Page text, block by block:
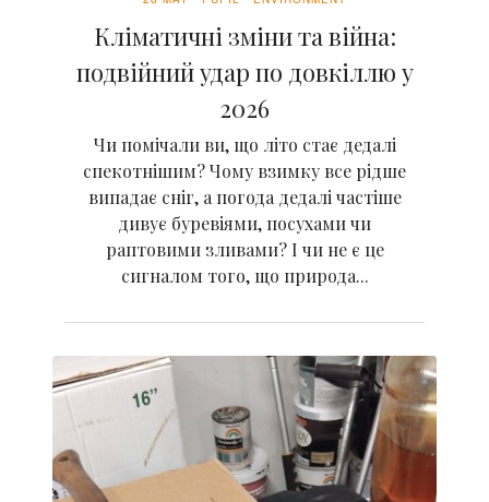
Кліматичні зміни та війна:
подвійний удар по довкіллю у
2026
Чи помічали ви, що літо стає дедалі
спекотнішим? Чому взимку все рідше
випадає сніг, а погода дедалі частіше
дивує буревіями, посухами чи
раптовими зливами? І чи не є це
сигналом того, що природа...